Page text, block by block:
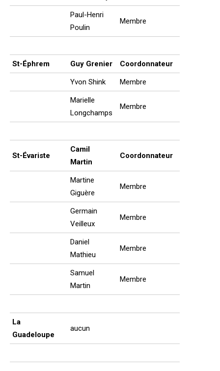
Paul-Henri
Poulin
Membre
St-Éphrem Guy Grenier Coordonnateur
Yvon Shink Membre
Marielle
Longchamps
Membre
St-Évariste
Camil
Martin
Coordonnateur
Martine
Giguère
Membre
Germain
Veilleux
Membre
Daniel
Mathieu
Membre
Samuel
Martin
Membre
La
Guadeloupe
aucun